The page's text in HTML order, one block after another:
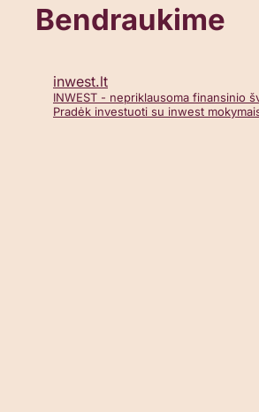
Bendraukime
inwest.lt
INWEST - nepriklausoma finansinio
Pradėk investuoti su inwest